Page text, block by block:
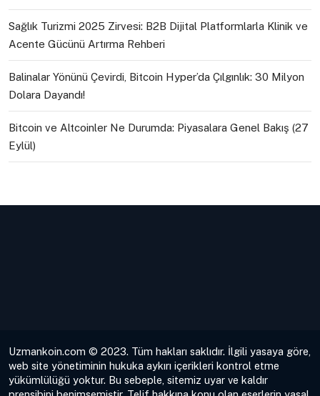
Sağlık Turizmi 2025 Zirvesi: B2B Dijital Platformlarla Klinik ve
Acente Gücünü Artırma Rehberi
Balinalar Yönünü Çevirdi, Bitcoin Hyper’da Çılgınlık: 30 Milyon
Dolara Dayandı!
Bitcoin ve Altcoinler Ne Durumda: Piyasalara Genel Bakış (27
Eylül)
Uzmankoin.com © 2023. Tüm hakları saklıdır. İlgili yasaya göre,
web site yönetiminin hukuka aykırı içerikleri kontrol etme
yükümlülüğü yoktur. Bu sebeple, sitemiz uyar ve kaldır